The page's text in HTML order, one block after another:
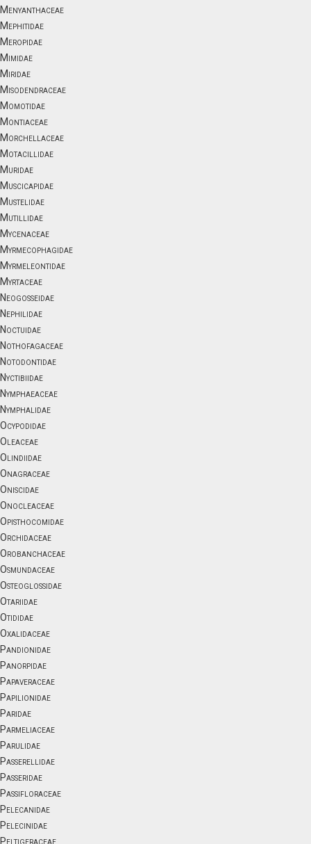
Menyanthaceae
Mephitidae
Meropidae
Mimidae
Miridae
Misodendraceae
Momotidae
Montiaceae
Morchellaceae
Motacillidae
Muridae
Muscicapidae
Mustelidae
Mutillidae
Mycenaceae
Myrmecophagidae
Myrmeleontidae
Myrtaceae
Neogosseidae
Nephilidae
Noctuidae
Nothofagaceae
Notodontidae
Nyctibiidae
Nymphaeaceae
Nymphalidae
Ocypodidae
Oleaceae
Olindiidae
Onagraceae
Oniscidae
Onocleaceae
Opisthocomidae
Orchidaceae
Orobanchaceae
Osmundaceae
Osteoglossidae
Otariidae
Otididae
Oxalidaceae
Pandionidae
Panorpidae
Papaveraceae
Papilionidae
Paridae
Parmeliaceae
Parulidae
Passerellidae
Passeridae
Passifloraceae
Pelecanidae
Pelecinidae
Peltigeraceae